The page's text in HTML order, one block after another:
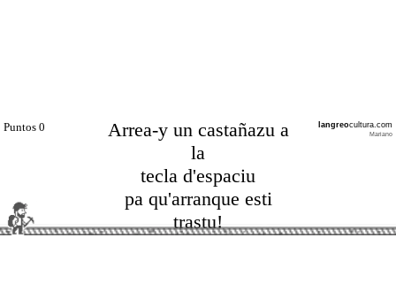
Puntos 0 langreocultura.com
Mariano
Arrea-y un castañazu a
la
tecla d'espaciu
pa qu'arranque esti
trastu!